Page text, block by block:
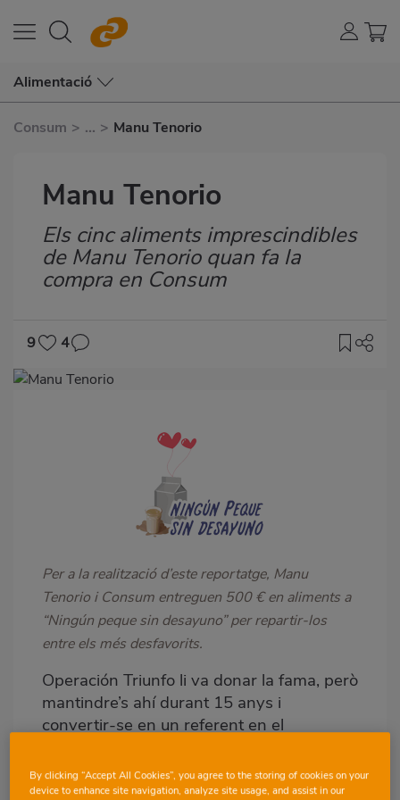
Alimentació
Consum > ... > Manu Tenorio
Manu Tenorio
Subtítulo
Els cinc aliments imprescindibles
de Manu Tenorio quan fa la
compra en Consum
9
4
Imagen
Per a la realització d’este reportatge, Manu
Tenorio i Consum entreguen 500 € en aliments a
“Ningún peque sin desayuno” per repartir-los
entre els més desfavorits.
Operación Triunfo li va donar la fama, però
mantindre’s ahí durant 15 anys i
convertir-se en un referent en el
a demostrar l’enorme qualitat d’este
sevillà, que fa uns anys va voler fer un
By clicking “Accept All Cookies”, you agree to the storing of cookies on your
device to enhance site navigation, analyze site usage, and assist in our